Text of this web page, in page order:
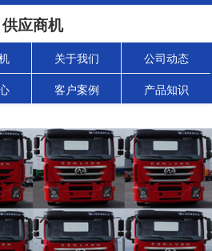
供应商机
关于我们 公司动态
客户案例 产品知识